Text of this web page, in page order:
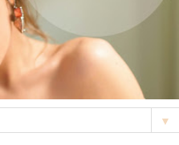
▼